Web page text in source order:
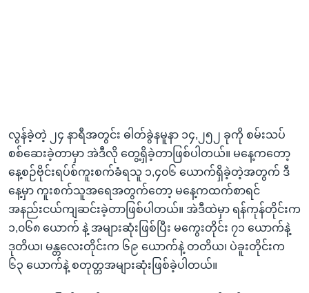
လွန်ခဲ့တဲ့ ၂၄ နာရီအတွင်း ဓါတ်ခွဲနမူနာ ၁၄,၂၅၂ ခုကို စမ်းသပ်
စစ်ဆေးခဲ့တာမှာ အဲဒီလို တွေ့ရှိခဲ့တာဖြစ်ပါတယ်။ မနေ့ကတော့
နေ့စဉ်ဗိုင်းရပ်စ်ကူးစက်ခံရသူ ၁,၄၀၆ ယောက်ရှိခဲ့တဲ့အတွက် ဒီ
နေ့မှာ ကူးစက်သူအရေအတွက်တော့ မနေ့ကထက်စာရင်
အနည်းငယ်ကျဆင်းခဲ့တာဖြစ်ပါတယ်။ အဲဒီထဲမှာ ရန်ကုန်တိုင်းက
၁,၀၆၈ ယောက် နဲ့ အများဆုံးဖြစ်ပြီး မကွေးတိုင်း ၇၁ ယောက်နဲ့
ဒုတိယ၊ မန္တလေးတိုင်းက ၆၉ ယောက်နဲ့ တတိယ၊ ပဲခူးတိုင်းက
၆၃ ယောက်နဲ့ စတုတ္တအများဆုံးဖြစ်ခဲ့ပါတယ်။